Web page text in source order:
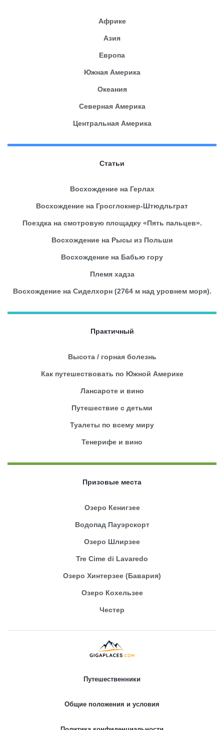
Африке
Азия
Европа
Южная Америка
Океания
Северная Америка
Центральная Америка
Статьи
Восхождение на Герлах
Восхождение на Гросглокнер-Штюдльграт
Поездка на смотровую площадку «Пять пальцев».
Восхождение на Рысы из Польши
Восхождение на Бабью гору
Племя хадза
Восхождение на Сиделхорн (2764 м над уровнем моря).
Практичный
Высота / горная болезнь
Как путешествовать по Южной Америке
Лансароте и вино
Путешествие с детьми
Туалеты по всему миру
Тенерифе и вино
Призовые места
Озеро Кенигзее
Водопад Пауэрскорт
Озеро Шлирзее
Tre Cime di Lavaredo
Озеро Хинтерзее (Бавария)
Озеро Кохельзее
Честер
Путешественники
Общие положения и условия